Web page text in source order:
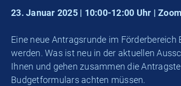
23. Januar 2025 | 10:00-12:00 Uhr |
Eine neue Antragsrunde im
werden. Was ist neu in der aktuellen
Ihnen und gehen zusammen die
Budgetformulars achten müssen.